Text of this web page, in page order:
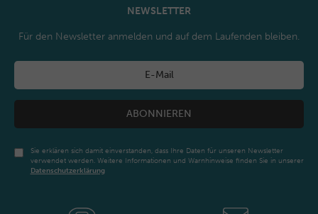
NEWSLETTER
Für den Newsletter anmelden und auf dem Laufenden bleiben.
ABONNIEREN
Sie erklären sich damit einverstanden, dass Ihre Daten für unseren Newsletter
verwendet werden. Weitere Informationen und Warnhinweise finden Sie in unserer
Daten­schutz­erklärung